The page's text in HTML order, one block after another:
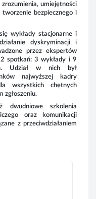
umiejętności
bezpiecznego i
wykłady stacjonarne i
dyskryminacji i
przez ekspertów
spotkań: 3 wykłady i 9
Udział w nich był
najwyższej kadry
wszystkich chętnych
zgłoszeniu.
szkolenia
oraz komunikacji
z przeciwdziałaniem